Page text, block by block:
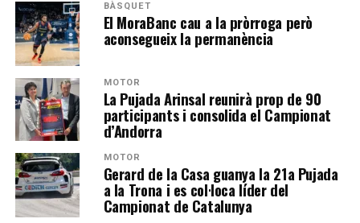
BÀSQUET
El MoraBanc cau a la pròrroga però
aconsegueix la permanència
MOTOR
La Pujada Arinsal reunirà prop de 90
participants i consolida el Campionat
d’Andorra
MOTOR
Gerard de la Casa guanya la 21a Pujada
a la Trona i es col·loca líder del
Campionat de Catalunya